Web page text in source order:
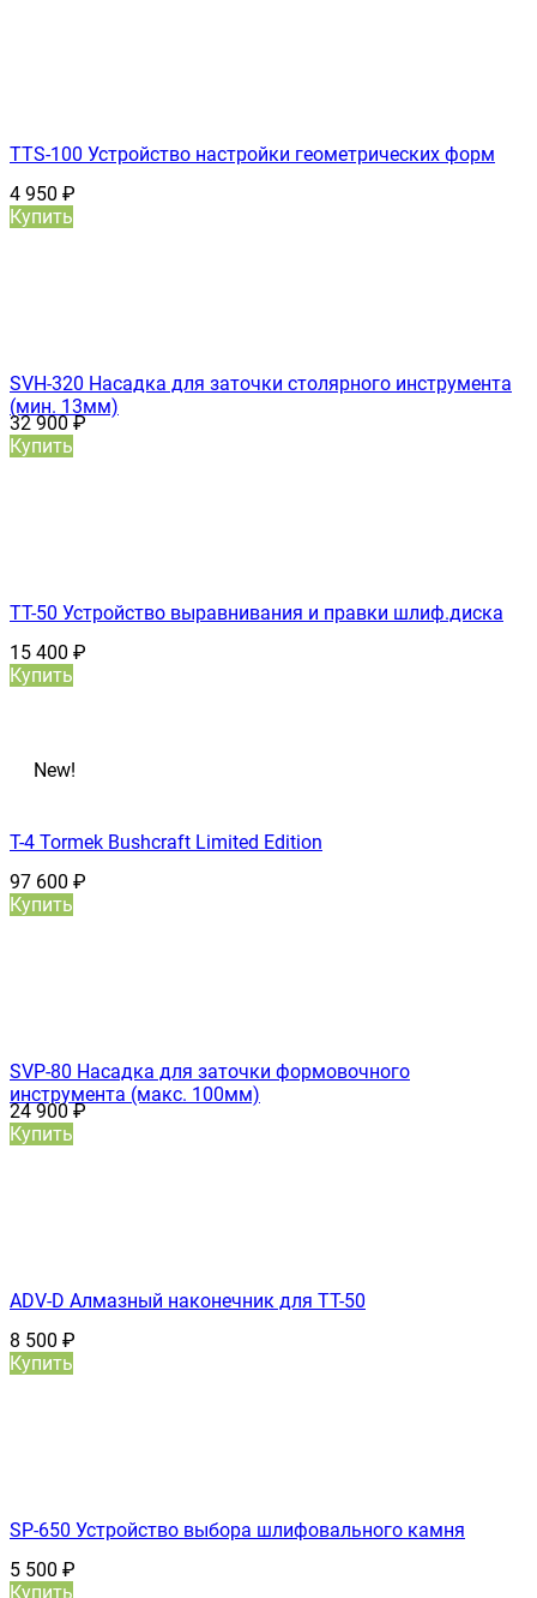
TTS-100 Устройство настройки геометрических форм
4 950 ₽
Купить
SVH-320 Насадка для заточки столярного инструмента
(мин. 13мм)
32 900₽
Купить
TT-50 Устройство выравнивания и правки шлиф.диска
15 400 ₽
Купить
New!
T-4 Tormek Bushcraft Limited Edition
97 600 ₽
Купить
SVP-80 Насадка для заточки формовочного
инструмента (макс. 100мм)
24 900₽
Купить
ADV-D Алмазный наконечник для TT-50
8 500 ₽
Купить
SP-650 Устройство выбора шлифовального камня
5 500 ₽
Купить